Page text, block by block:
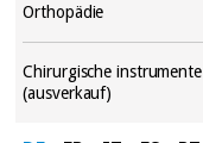
Orthopädie
Chirurgische instrumente
(ausverkauf)